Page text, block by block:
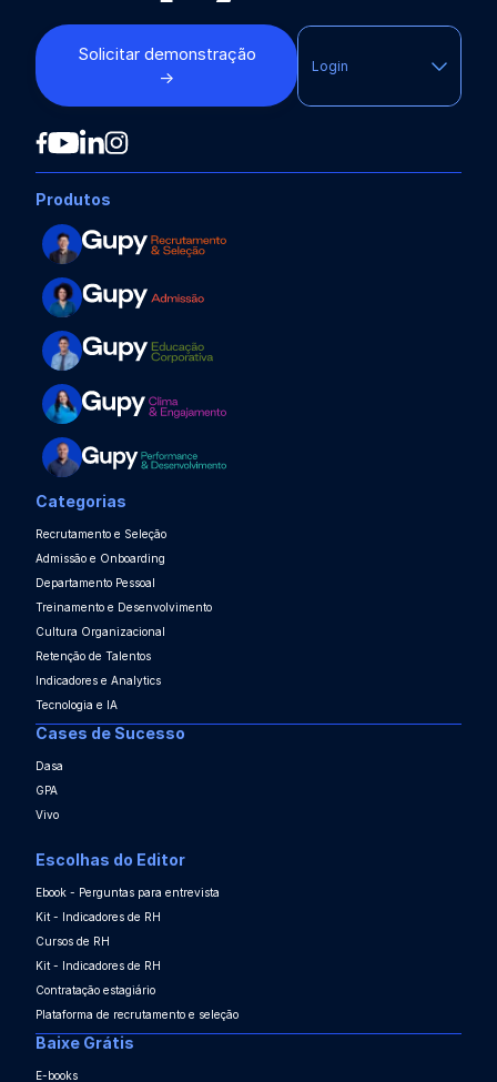
Solicitar demonstração
→
Login
Produtos
Categorias
Recrutamento e Seleção
Admissão e Onboarding
Departamento Pessoal
Treinamento e Desenvolvimento
Cultura Organizacional
Retenção de Talentos
Indicadores e Analytics
Tecnologia e IA
Cases de Sucesso
Dasa
GPA
Vivo
Escolhas do Editor
Ebook - Perguntas para entrevista
Kit - Indicadores de RH
Cursos de RH
Kit - Indicadores de RH
Contratação estagiário
Plataforma de recrutamento e seleção
Baixe Grátis
E-books